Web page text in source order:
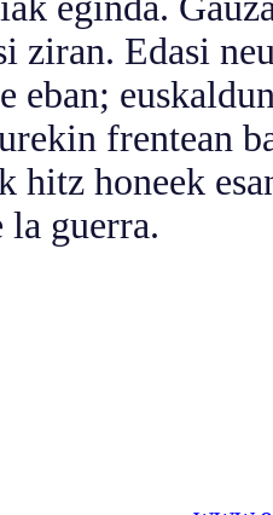
ziran. Edasi
eban;
frentean
hitz honeek
guerra.